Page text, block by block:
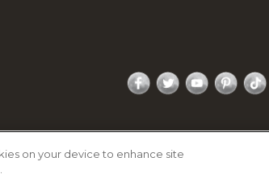
Facebook
TwitterYouTube
on your device to enhance site